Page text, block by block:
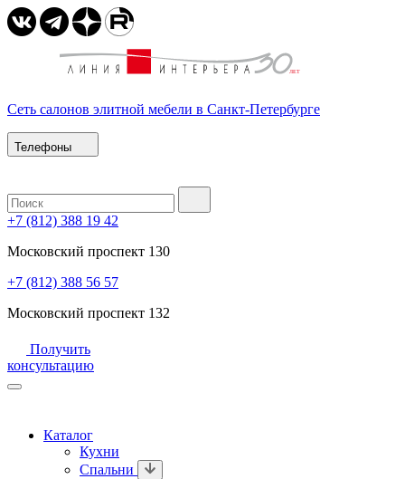
Сеть салонов элитной мебели в Санкт-Петербурге
Телефоны
+7 (812) 388 19 42
Московский проспект 130
+7 (812) 388 56 57
Московский проспект 132
Получить
консультацию
Каталог
Кухни
Спальни